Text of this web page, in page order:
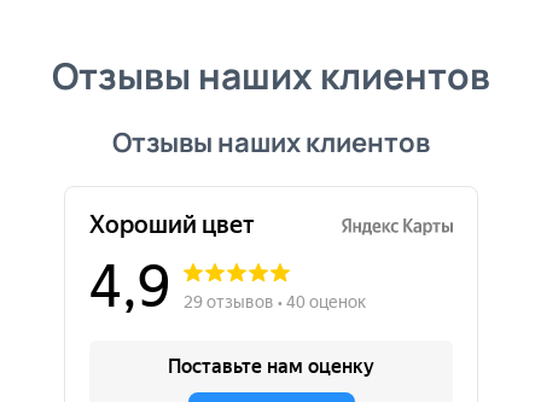
Отзывы наших клиентов
Отзывы наших клиентов